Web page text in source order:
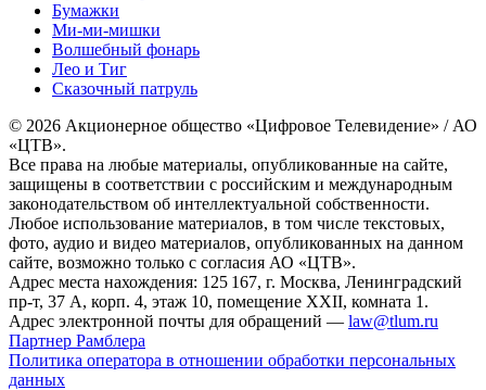
Бумажки
Ми-ми-мишки
Волшебный фонарь
Лео и Тиг
Сказочный патруль
© 2026 Акционерное общество «Цифровое Телевидение» / АО
«ЦТВ».
Все права на любые материалы, опубликованные на сайте,
защищены в соответствии с российским и международным
законодательством об интеллектуальной собственности.
Любое использование материалов, в том числе текстовых,
фото, аудио и видео материалов, опубликованных на данном
сайте, возможно только с согласия АО «ЦТВ».
Адрес места нахождения: 125 167, г. Москва, Ленинградский
пр-т, 37 А, корп. 4, этаж 10, помещение XXII, комната 1.
Адрес электронной почты для обращений — law@tlum.ru
Партнер Рамблера
Политика оператора в отношении обработки персональных
данных